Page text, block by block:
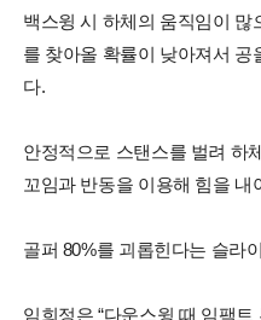
백스윙 시 하체의 움직임이 많
를 찾아올 확률이 낮아져서 공
다.
안정적으로 스탠스를 벌려 하
꼬임과 반동을 이용해 힘을 내
골퍼 80%를 괴롭힌다는 슬라
임희정은 “다운스윙 때 임팩